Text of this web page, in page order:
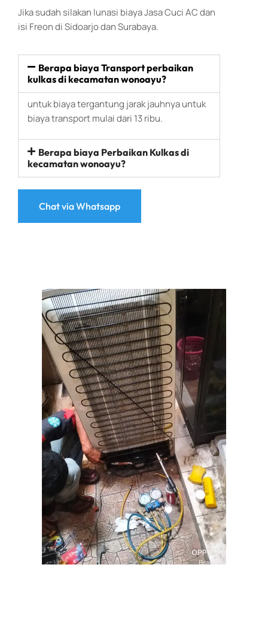
Jika sudah silakan lunasi biaya Jasa Cuci AC dan
isi Freon di Sidoarjo dan Surabaya.
Berapa biaya Transport perbaikan
kulkas di kecamatan wonoayu?
untuk biaya tergantung jarak jauhnya untuk
biaya transport mulai dari 13 ribu.
Berapa biaya Perbaikan Kulkas di
kecamatan wonoayu?
Chat via Whatsapp